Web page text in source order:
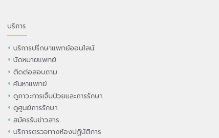
บริการ
บริการปรึกษาแพทย์ออนไลน์
นัดหมายแพทย์
ติดต่อสอบถาม
ค้นหาแพทย์
ดูภาวะการเจ็บป่วยและการรักษา
ดูศูนย์การรักษา
สมัครรับข่าวสาร
บริการตรวจทางห้องปฏิบัติการ